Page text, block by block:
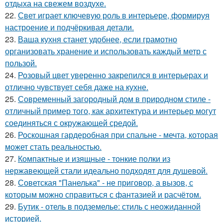
отдыха на свежем воздухе.
22. Свет играет ключевую роль в интерьере, формируя
настроение и подчёркивая детали.
23. Ваша кухня станет удобнее, если грамотно
организовать хранение и использовать каждый метр с
пользой.
24. Розовый цвет уверенно закрепился в интерьерах и
отлично чувствует себя даже на кухне.
25. Современный загородный дом в природном стиле -
отличный пример того, как архитектура и интерьер могут
соединяться с окружающей средой.
26. Роскошная гардеробная при спальне - мечта, которая
может стать реальностью.
27. Компактные и изящные - тонкие полки из
нержавеющей стали идеально подходят для душевой.
28. Советская "Панелька" - не приговор, а вызов, с
которым можно справиться с фантазией и расчётом.
29. Бутик - отель в подземелье: стиль с неожиданной
историей.